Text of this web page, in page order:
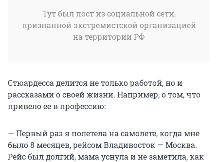
Тут был пост из социальной сети,
признанной экстремистской организацией
на территории РФ
Стюардесса делится не только работой, но и
рассказами о своей жизни. Например, о том, что
привело ее в профессию:
— Первый раз я полетела на самолете, когда мне
было 8 месяцев, рейсом Владивосток — Москва.
Рейс был долгий, мама уснула и не заметила, как